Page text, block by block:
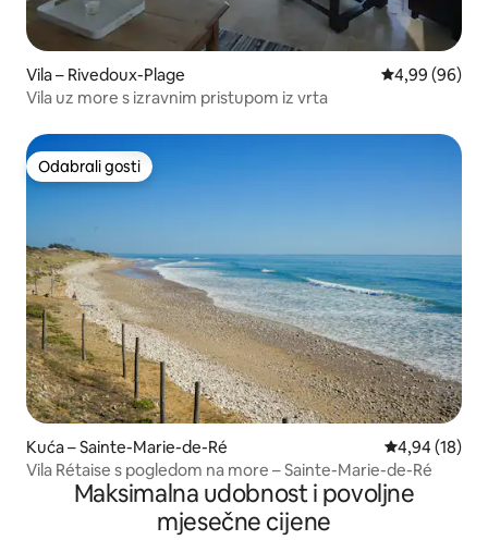
Vila – Rivedoux-Plage Prosječna
4,99 (96)
Vila uz more s izravnim pristupom iz vrta
Odabrali gosti
Odabrali gosti
Kuća – Sainte-Marie-de-Ré Prosječna
4,94 (18)
Vila Rétaise s pogledom na more – Sainte-Marie-de-Ré
Maksimalna udobnost i povoljne
mjesečne cijene